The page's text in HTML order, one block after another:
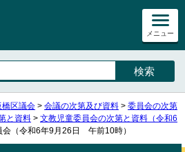
メニュー
橋区議会 > 会議の次第及び資料 > 委員会の次第
と資料 > 文教児童委員会の次第と資料（令和6
会（令和6年9月26日 午前10時）